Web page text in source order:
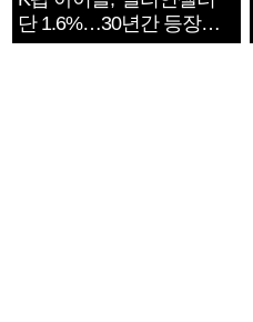
단 1.6%…30년간 등장
1182개팀 전수조사